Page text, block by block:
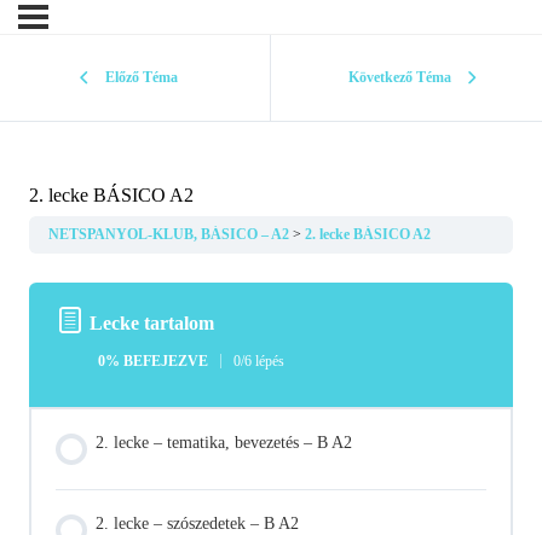
Előző Téma Következő Téma
2. lecke BÁSICO A2
NETSPANYOL-KLUB, BÁSICO – A2 2. lecke BÁSICO A2
Lecke tartalom
0% BEFEJEZVE 0/6 lépés
2. lecke – tematika, bevezetés – B A2
2. lecke – szószedetek – B A2